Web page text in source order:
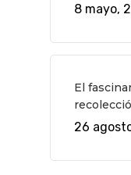
8 mayo,
El
26